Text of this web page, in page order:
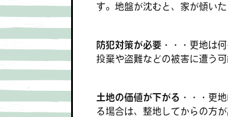
す。地盤が沈むと、家が傾い
防犯対策が必要・・・ 更地は
投棄や盗難などの被害に遭う可
土地の価値が下がる・・・ 更
る場合は、整地してからの方